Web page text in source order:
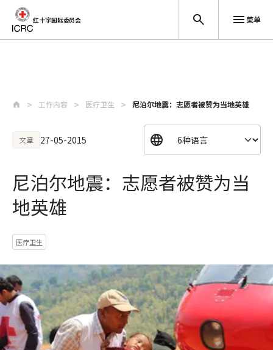
红十字国际委员会 菜单
工作内容 医疗卫生 尼泊尔地震：志愿者被赞为当地英雄
文章 27-05-2015
尼泊尔地震：志愿者被赞为当
地英雄
医疗卫生